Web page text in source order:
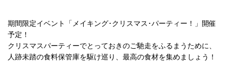
期間限定イベント「メイキング･クリスマス･パーティー！」開催
予定！
クリスマスパーティーでとっておきのご馳走をふるまうために、
人跡未踏の食料保管庫を駆け巡り、最高の食材を集めましょう！